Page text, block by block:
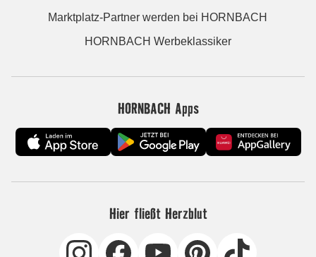
Marktplatz-Partner werden bei HORNBACH
HORNBACH Werbeklassiker
HORNBACH Apps
Hier fließt Herzblut